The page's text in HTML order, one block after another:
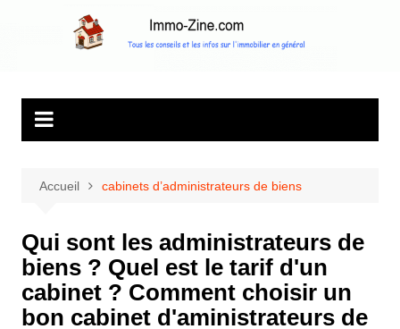
Immo Zine, le
d'information sur
Tous les conseils et les infos sur l'immobilier en général
Accueil cabinets d’administrateurs de biens
Qui sont les administrateurs de
biens ? Quel est le tarif d'un
cabinet ? Comment choisir un
bon cabinet d'aministrateurs de